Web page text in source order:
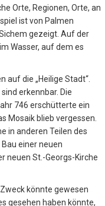
Orte, Regionen, Orte, an
ist von Palmen
gezeigt. Auf der
Wasser, auf dem es
die „Heilige Stadt“.
erkennbar. Die
746 erschütterte ein
Mosaik blieb vergessen.
in anderen Teilen des
einer neuen
neuen St.-Georgs-Kirche
könnte gewesen
gesehen haben könnte,